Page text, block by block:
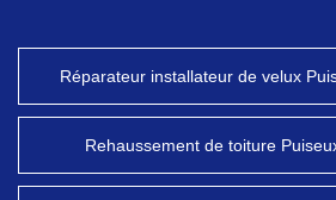
Réparateur installateur de velux
Rehaussement de toiture